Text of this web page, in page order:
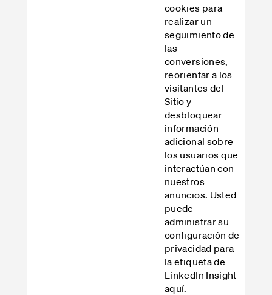
cookies para
realizar un
seguimiento de
las
conversiones,
reorientar a los
visitantes del
Sitio y
desbloquear
información
adicional sobre
los usuarios que
interactúan con
nuestros
anuncios. Usted
puede
administrar su
configuración de
privacidad para
la etiqueta de
LinkedIn Insight
aquí.